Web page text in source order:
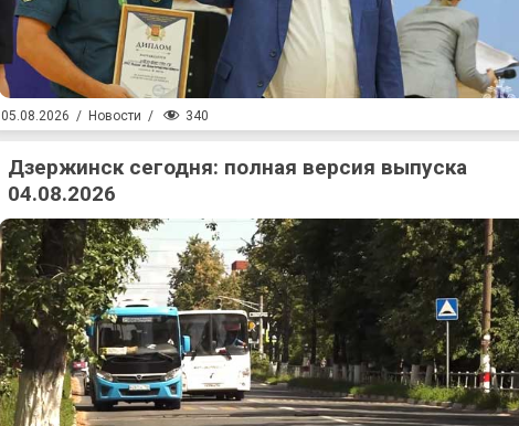
05.08.2026 / Новости / 340
Дзержинск сегодня: полная версия выпуска
04.08.2026